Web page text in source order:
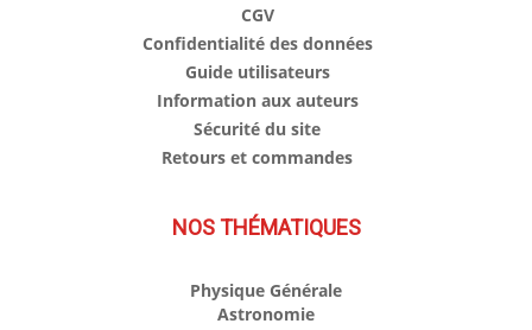
CGV
Confidentialité des données
Guide utilisateurs
Information aux auteurs
Sécurité du site
Retours et commandes
NOS THÉMATIQUES
Physique Générale
Astronomie